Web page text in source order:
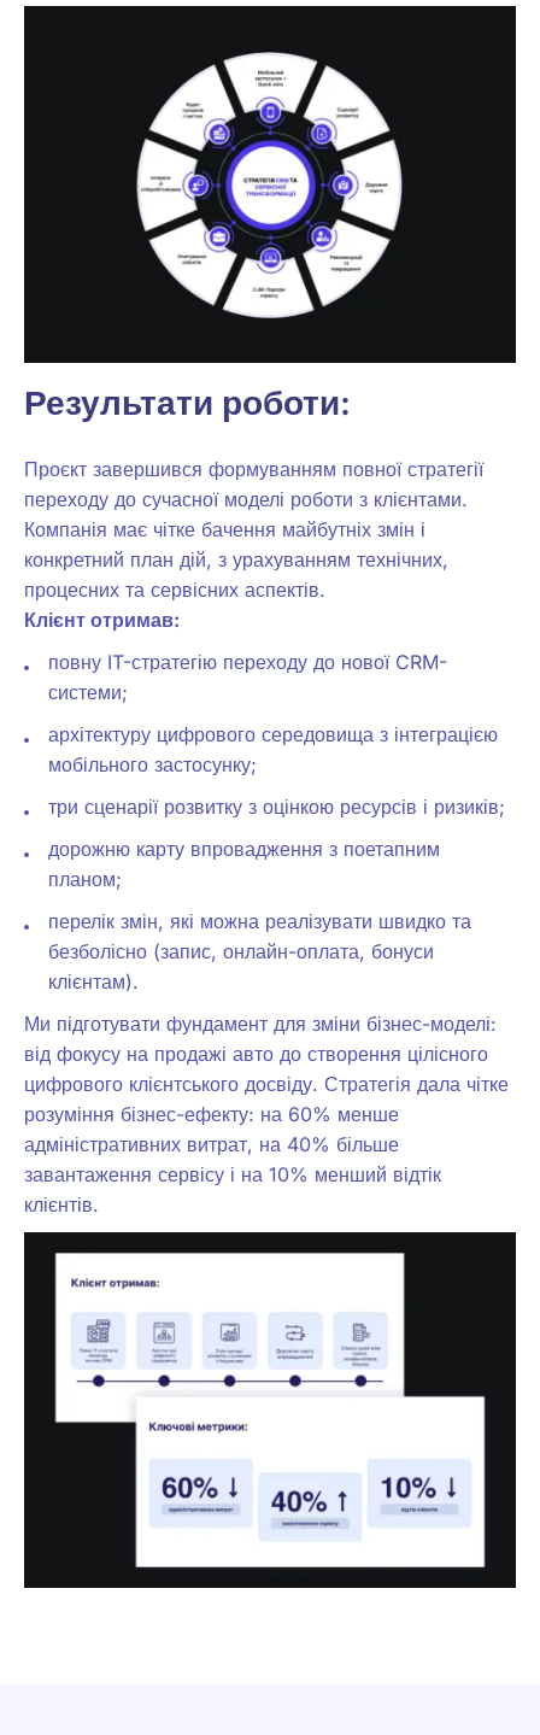
Результати роботи:
Проєкт завершився формуванням повної стратегії
переходу до сучасної моделі роботи з клієнтами.
Компанія має чітке бачення майбутніх змін і
конкретний план дій, з урахуванням технічних,
процесних та сервісних аспектів.
Клієнт отримав:
повну IT-стратегію переходу до нової CRM-
системи;
архітектуру цифрового середовища з інтеграцією
мобільного застосунку;
три сценарії розвитку з оцінкою ресурсів і ризиків;
дорожню карту впровадження з поетапним
планом;
перелік змін, які можна реалізувати швидко та
безболісно (запис, онлайн-оплата, бонуси
клієнтам).
Ми підготувати фундамент для зміни бізнес-моделі:
від фокусу на продажі авто до створення цілісного
цифрового клієнтського досвіду. Стратегія дала чітке
розуміння бізнес-ефекту: на 60% менше
адміністративних витрат, на 40% більше
завантаження сервісу і на 10% менший відтік
клієнтів.